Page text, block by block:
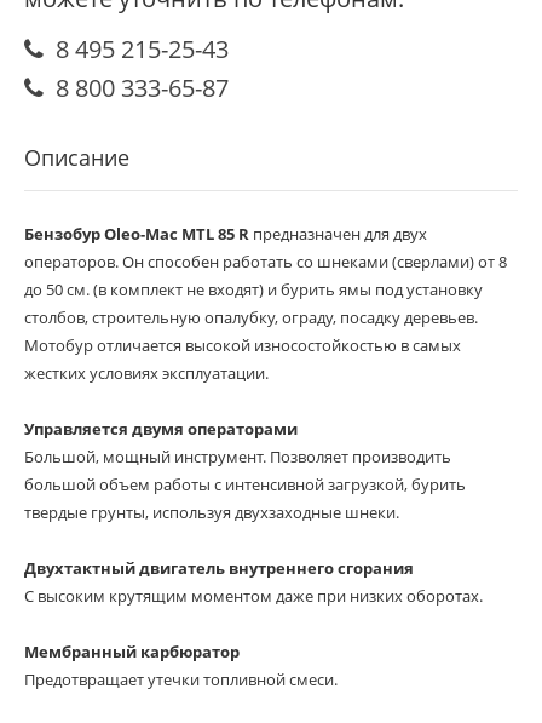
8 495 215-25-43
8 800 333-65-87
Описание
Бензобур Oleo-Mac MTL 85 R предназначен для двух
операторов. Он способен работать со шнеками (сверлами) от 8
до 50 см. (в комплект не входят) и бурить ямы под установку
столбов, строительную опалубку, ограду, посадку деревьев.
Мотобур отличается высокой износостойкостью в самых
жестких условиях эксплуатации.
Управляется двумя операторами
Большой, мощный инструмент. Позволяет производить
большой объем работы с интенсивной загрузкой, бурить
твердые грунты, используя двухзаходные шнеки.
Двухтактный двигатель внутреннего сгорания
С высоким крутящим моментом даже при низких оборотах.
Мембранный карбюратор
Предотвращает утечки топливной смеси.